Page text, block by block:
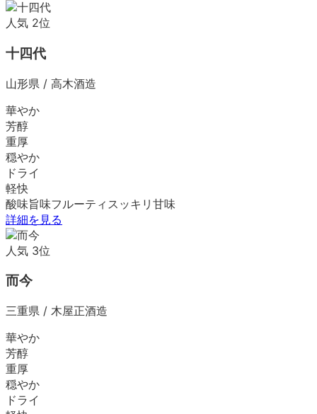
人気 2位
十四代
山形県 / 高木酒造
華やか
芳醇
重厚
穏やか
ドライ
軽快
酸味旨味フルーティ スッキリ 甘味
詳細を見る
人気 3位
而今
三重県 / 木屋正酒造
華やか
芳醇
重厚
穏やか
ドライ